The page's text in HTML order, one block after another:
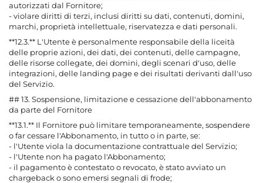
autorizzati dal Fornitore;
- violare diritti di terzi, inclusi diritti su dati, contenuti, domini,
marchi, proprietà intellettuale, riservatezza e dati personali.
**12.3.** L'Utente è personalmente responsabile della liceità
delle proprie azioni, dei dati, dei contenuti, delle campagne,
delle risorse collegate, dei domini, degli scenari d'uso, delle
integrazioni, delle landing page e dei risultati derivanti dall'uso
del Servizio.
## 13. Sospensione, limitazione e cessazione dell'abbonamento
da parte del Fornitore
**13.1.** Il Fornitore può limitare temporaneamente, sospendere
o far cessare l'Abbonamento, in tutto o in parte, se:
- l'Utente viola la documentazione contrattuale del Servizio;
- l'Utente non ha pagato l'Abbonamento;
- il pagamento è contestato o revocato, è stato avviato un
chargeback o sono emersi segnali di frode;